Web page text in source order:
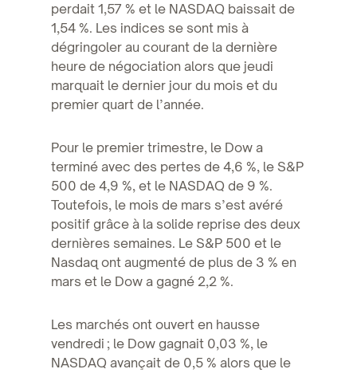
perdait 1,57 % et le NASDAQ baissait de
1,54 %. Les indices se sont mis à
dégringoler au courant de la dernière
heure de négociation alors que jeudi
marquait le dernier jour du mois et du
premier quart de l’année.
Pour le premier trimestre, le Dow a
terminé avec des pertes de 4,6 %, le S&P
500 de 4,9 %, et le NASDAQ de 9 %.
Toutefois, le mois de mars s’est avéré
positif grâce à la solide reprise des deux
dernières semaines. Le S&P 500 et le
Nasdaq ont augmenté de plus de 3 % en
mars et le Dow a gagné 2,2 %.
Les marchés ont ouvert en hausse
vendredi ; le Dow gagnait 0,03 %, le
NASDAQ avançait de 0,5 % alors que le